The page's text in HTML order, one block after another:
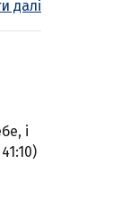
далі
і